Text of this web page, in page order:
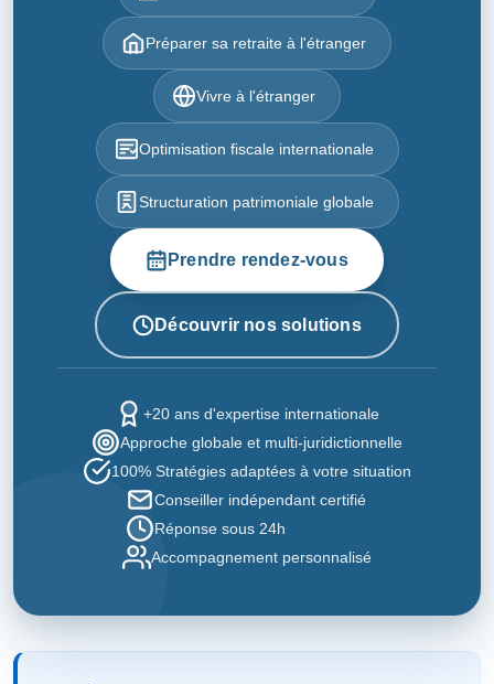
Préparer sa retraite à l'étranger
Vivre à l'étranger
Optimisation fiscale internationale
Structuration patrimoniale globale
Prendre rendez-vous
Découvrir nos solutions
+20 ans d'expertise internationale
Approche globale et multi-juridictionnelle
100% Stratégies adaptées à votre situation
Conseiller indépendant certifié
Réponse sous 24h
Accompagnement personnalisé